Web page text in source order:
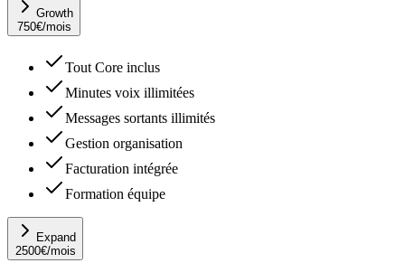
Growth
750€/mois
Tout Core inclus
Minutes voix illimitées
Messages sortants illimités
Gestion organisation
Facturation intégrée
Formation équipe
Expand
2500€/mois